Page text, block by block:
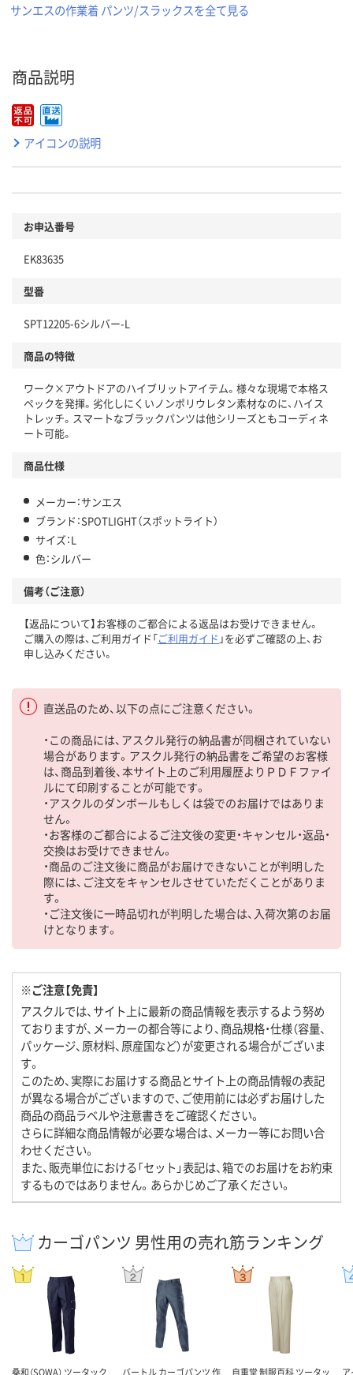
サンエスの作業着 パンツ/スラックスを全て見る
商品説明
アイコンの説明
お申込番号
EK83635
型番
SPT12205-6シルバー-L
商品の特徴
ワーク×アウトドアのハイブリットアイテム。様々な現場で本格ス
ペックを発揮。劣化しにくいノンポリウレタン素材なのに、ハイス
トレッチ。スマートなブラックパンツは他シリーズともコーディネ
ート可能。
商品仕様
メーカー：サンエス
ブランド：SPOTLIGHT（スポットライト）
サイズ：L
色：シルバー
備考（ご注意）
【返品について】お客様のご都合による返品はお受けできません。
ご購入の際は、ご利用ガイド「ご利用ガイド 」を必ずご確認の上、お
申し込みください。
直送品のため、以下の点にご注意ください。
・この商品には、アスクル発行の納品書が同梱されていない
場合があります。アスクル発行の納品書をご希望のお客様
は、商品到着後、本サイト上のご利用履歴よりＰＤＦファイ
ルにて印刷することが可能です。
・アスクルのダンボールもしくは袋でのお届けではありま
せん。
・お客様のご都合によるご注文後の変更・キャンセル・返品・
交換はお受けできません。
・商品のご注文後に商品がお届けできないことが判明した
際には、ご注文をキャンセルさせていただくことがありま
す。
・ご注文後に一時品切れが判明した場合は、入荷次第のお届
けとなります。
※ご注意【免責】
アスクルでは、サイト上に最新の商品情報を表示するよう努め
ておりますが、メーカーの都合等により、商品規格・仕様（容量、
パッケージ、原材料、原産国など）が変更される場合がございま
す。
このため、実際にお届けする商品とサイト上の商品情報の表記
が異なる場合がございますので、ご使用前には必ずお届けした
商品の商品ラベルや注意書きをご確認ください。
さらに詳細な商品情報が必要な場合は、メーカー等にお問い合
わせください。
また、販売単位における「セット」表記は、箱でのお届けをお約束
するものではありません。あらかじめご了承ください。
カーゴパンツ 男性用の売れ筋ランキング
桑和（SOWA） ツータック バートル カーゴパンツ 作 自重堂 制服百科 ツータッ